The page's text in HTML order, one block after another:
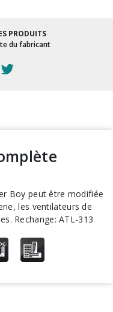
PRODUITS
du fabricant
les ventilateurs de
Rechange: ATL-313